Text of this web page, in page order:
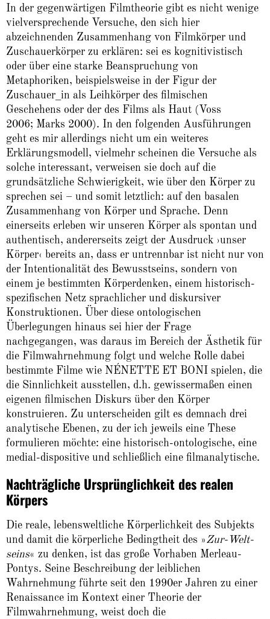
In der gegenwärtigen Filmtheorie gibt es nicht wenige
vielversprechende Versuche, den sich hier
abzeichnenden Zusammenhang von Filmkörper und
Zuschauerkörper zu erklären: sei es kognitivistisch
oder über eine starke Beanspruchung von
Metaphoriken, beispielsweise in der Figur der
Zuschauer_in als Leihkörper des filmischen
Geschehens oder der des Films als Haut (Voss
2006; Marks 2000). In den folgenden Ausführungen
geht es mir allerdings nicht um ein weiteres
Erklärungsmodell, vielmehr scheinen die Versuche als
solche interessant, verweisen sie doch auf die
grundsätzliche Schwierigkeit, wie über den Körper zu
sprechen sei – und somit letztlich: auf den basalen
Zusammenhang von Körper und Sprache. Denn
einerseits erleben wir unseren Körper als spontan und
authentisch, andererseits zeigt der Ausdruck ›unser
Körper‹ bereits an, dass er untrennbar ist nicht nur von
der Intentionalität des Bewusstseins, sondern von
einem je bestimmten Körperdenken, einem historisch-
spezifischen Netz sprachlicher und diskursiver
Konstruktionen. Über diese ontologischen
Überlegungen hinaus sei hier der Frage
nachgegangen, was daraus im Bereich der Ästhetik für
die Filmwahrnehmung folgt und welche Rolle dabei
bestimmte Filme wie NÉNETTE ET BONI spielen, die
die Sinnlichkeit ausstellen, d.h. gewissermaßen einen
eigenen filmischen Diskurs über den Körper
konstruieren. Zu unterscheiden gilt es demnach drei
analytische Ebenen, zu der ich jeweils eine These
formulieren möchte: eine historisch-ontologische, eine
medial-dispositive und schließlich eine filmanalytische.
Nachträgliche Ursprünglichkeit des realen
Körpers
Die reale, lebensweltliche Körperlichkeit des Subjekts
und damit die körperliche Bedingtheit des »Zur-Welt-
seins« zu denken, ist das große Vorhaben Merleau-
Pontys. Seine Beschreibung der leiblichen
Wahrnehmung führte seit den 1990er Jahren zu einer
Renaissance im Kontext einer Theorie der
Filmwahrnehmung, weist doch die